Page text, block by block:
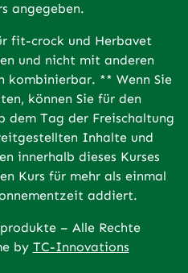
angegeben.
fit-crock und Herbavet
und nicht mit anderen
kombinierbar. ** Wenn Sie
können Sie für den
dem Tag der Freischaltung
Inhalte und
innerhalb dieses Kurses
Kurs für mehr als einmal
addiert.
– Alle Rechte
by TC-Innovations